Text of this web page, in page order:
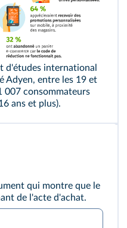
d'études international
Adyen, entre les 19 et
007 consommateurs
ans et plus).
qui montre que le
de l'acte d'achat.